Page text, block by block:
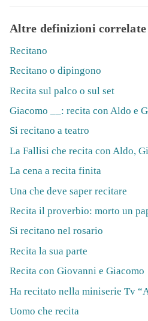
Altre definizioni correlate
Recitano
Recitano o dipingono
Recita sul palco o sul set
Giacomo __: recita con Aldo e
Si recitano a teatro
La Fallisi che recita con Aldo,
La cena a recita finita
Una che deve saper recitare
Recita il proverbio: morto un
Si recitano nel rosario
Recita la sua parte
Recita con Giovanni e Giacomo
Ha recitato nella miniserie Tv
Uomo che recita